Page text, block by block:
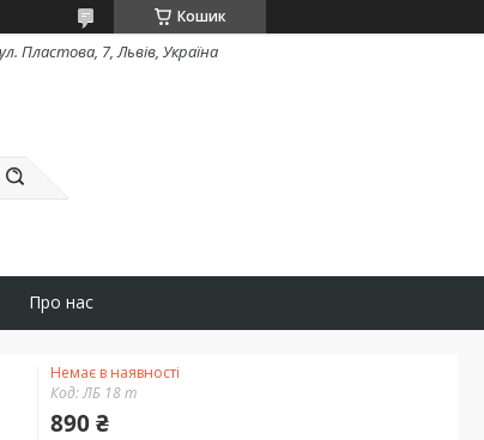
Кошик
Пластова, 7, Львів, Україна
Про нас
Немає в наявності
Код:ЛБ 18 т
890 ₴